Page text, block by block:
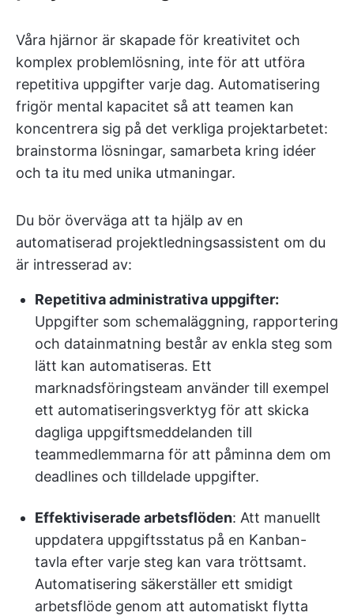
Våra hjärnor är skapade för kreativitet och
komplex problemlösning, inte för att utföra
repetitiva uppgifter varje dag. Automatisering
frigör mental kapacitet så att teamen kan
koncentrera sig på det verkliga projektarbetet:
brainstorma lösningar, samarbeta kring idéer
och ta itu med unika utmaningar.
Du bör överväga att ta hjälp av en
automatiserad projektledningsassistent om du
är intresserad av:
Repetitiva administrativa uppgifter:
Uppgifter som schemaläggning, rapportering
och datainmatning består av enkla steg som
lätt kan automatiseras. Ett
marknadsföringsteam använder till exempel
ett automatiseringsverktyg för att skicka
dagliga uppgiftsmeddelanden till
teammedlemmarna för att påminna dem om
deadlines och tilldelade uppgifter.
Effektiviserade arbetsflöden: Att manuellt
uppdatera uppgiftsstatus på en Kanban-
tavla efter varje steg kan vara tröttsamt.
Automatisering säkerställer ett smidigt
arbetsflöde genom att automatiskt flytta